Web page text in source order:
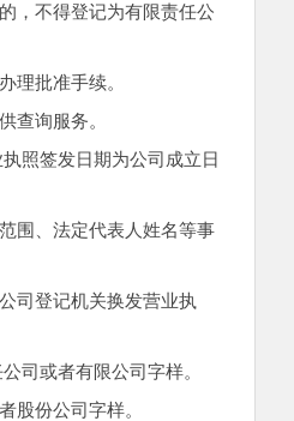
，不得登记为有限责任公
批准手续。
询服务。
照签发日期为公司成立日
围、法定代表人姓名等事
司登记机关换发营业执
司或者有限公司字样。
份公司字样。